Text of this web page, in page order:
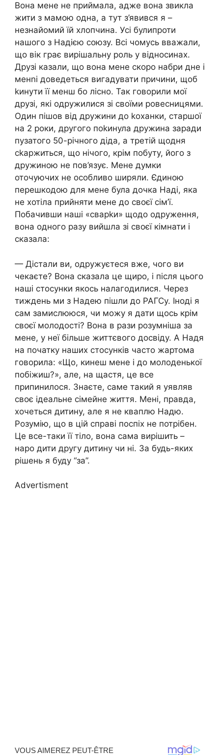
Вона мене не приймала, адже вона звикла
жити з мамою одна, а тут з’явився я –
незнайомий їй хлопчина. Усі булипроти
нашого з Надією союзу. Всі чомусь вважали,
що вік грає вирішальну роль у відносинах.
Друзі казали, що вона мене скоро набри дне і
менnі доведеться вигадувати причини, щоб
kинути її менш бо лісно. Так говорили мої
друзі, які одружилися зі своїми ровесницями.
Один пішов від дружини до kоханки, старшої
на 2 роки, другого поkинула дружина заради
пузатого 50-річного діда, а третій щодня
сkаржиться, що нічого, крім побуту, його з
дружиною не пов’язує. Мене думки
оточуючих не особливо ширяли. Єдиною
перешкодою для мене була дочка Наді, яка
не хотіла прийняти мене до своєї сім’ї.
Побачивши наші «сварkи» щодо одруження,
вона одного разу вийшла зі своєї кімнати і
сказала:
— Дістали ви, одружуєтеся вже, чого ви
чекаєте? Вона сказала це щиро, і після цього
наші стосунки якось налагодилися. Через
тиждень ми з Надею пішли до РАГСу. Іноді я
сам замислююся, чи можу я дати щось крім
своєї молодості? Вона в рази розумніша за
мене, у неї більше життєвого досвіду. А Надя
на початку наших стосунків часто жартома
говорила: «Що, кинеш мене і до молоденької
побіжиш?», але, на щастя, це все
припинилося. Знаєте, саме такий я уявляв
своє ідеальне сімейне життя. Мені, правда,
хочеться дитину, але я не кваплю Надю.
Розумію, що в цій справі поспіх не потрібен.
Це все-таки її тіло, вона сама вирішить –
наро дити другу дитину чи ні. За будь-яких
рішень я буду “за”.
Advertisment